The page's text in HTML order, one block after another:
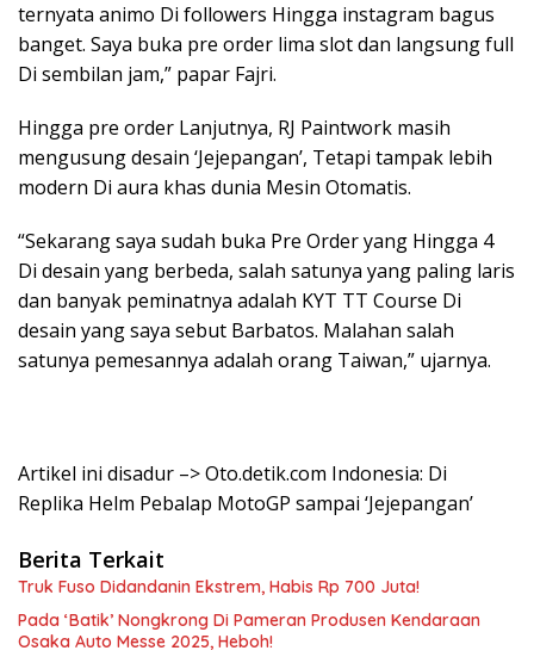
ternyata animo Di followers Hingga instagram bagus
banget. Saya buka pre order lima slot dan langsung full
Di sembilan jam,” papar Fajri.
Hingga pre order Lanjutnya, RJ Paintwork masih
mengusung desain ‘Jejepangan’, Tetapi tampak lebih
modern Di aura khas dunia Mesin Otomatis.
“Sekarang saya sudah buka Pre Order yang Hingga 4
Di desain yang berbeda, salah satunya yang paling laris
dan banyak peminatnya adalah KYT TT Course Di
desain yang saya sebut Barbatos. Malahan salah
satunya pemesannya adalah orang Taiwan,” ujarnya.
Artikel ini disadur –> Oto.detik.com Indonesia: Di
Replika Helm Pebalap MotoGP sampai ‘Jejepangan’
Berita Terkait
Truk Fuso Didandanin Ekstrem, Habis Rp 700 Juta!
Pada ‘Batik’ Nongkrong Di Pameran Produsen Kendaraan
Osaka Auto Messe 2025, Heboh!